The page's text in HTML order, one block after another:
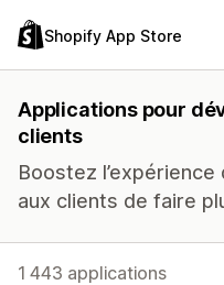
Shopify App Store
Applications pour
clients
Boostez
aux clients de faire
1 443 applications